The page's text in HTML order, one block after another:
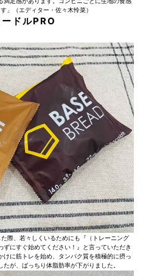
」（エディター・佐々木怜菜）
ドルPRO
際、若々しくいるためにも『（トレーニング
にすぐ始めてください！』と言っていただき
けに筋トレを始め、タンパク質を積極的に摂っ
が、ばっちり体脂肪率が下がりました。